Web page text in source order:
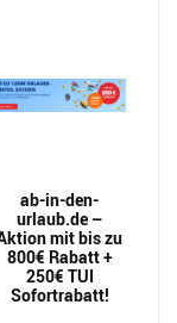
ab-in-den-
urlaub.de –
mit bis zu
800€ Rabatt +
250€ TUI
Sofortrabatt!